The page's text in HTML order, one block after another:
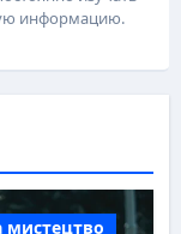
информацию.
мистецтво